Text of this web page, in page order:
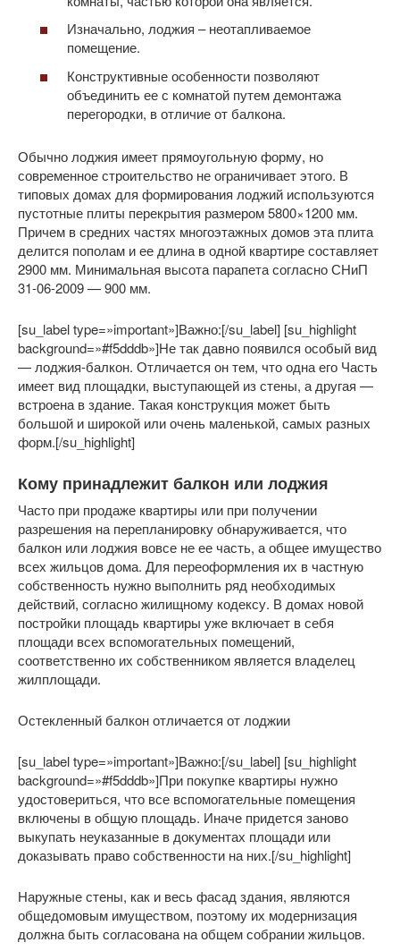
Изначально, лоджия – неотапливаемое
помещение.
Конструктивные особенности позволяют
объединить ее с комнатой путем демонтажа
перегородки, в отличие от балкона.
Обычно лоджия имеет прямоугольную форму, но
современное строительство не ограничивает этого. В
типовых домах для формирования лоджий используются
пустотные плиты перекрытия размером 5800×1200 мм.
Причем в средних частях многоэтажных домов эта плита
делится пополам и ее длина в одной квартире составляет
2900 мм. Минимальная высота парапета согласно СНиП
31-06-2009 — 900 мм.
[su_label type=»important»]Важно:[/su_label] [su_highlight
background=»#f5dddb»]Не так давно появился особый вид
— лоджия-балкон. Отличается он тем, что одна его Часть
имеет вид площадки, выступающей из стены, а другая —
встроена в здание. Такая конструкция может быть
большой и широкой или очень маленькой, самых разных
форм.[/su_highlight]
Кому принадлежит балкон или лоджия
Часто при продаже квартиры или при получении
разрешения на перепланировку обнаруживается, что
балкон или лоджия вовсе не ее часть, а общее имущество
всех жильцов дома. Для переоформления их в частную
собственность нужно выполнить ряд необходимых
действий, согласно жилищному кодексу. В домах новой
постройки площадь квартиры уже включает в себя
площади всех вспомогательных помещений,
соответственно их собственником является владелец
жилплощади.
Остекленный балкон отличается от лоджии
[su_label type=»important»]Важно:[/su_label] [su_highlight
background=»#f5dddb»]При покупке квартиры нужно
удостовериться, что все вспомогательные помещения
включены в общую площадь. Иначе придется заново
выкупать неуказанные в документах площади или
доказывать право собственности на них.[/su_highlight]
Наружные стены, как и весь фасад здания, являются
общедомовым имуществом, поэтому их модернизация
должна быть согласована на общем собрании жильцов.